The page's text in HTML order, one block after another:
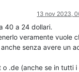
13 nov 2023,
40 a 24 dollari.
veramente vuole
senza avere un
.de (anche se in tutti i